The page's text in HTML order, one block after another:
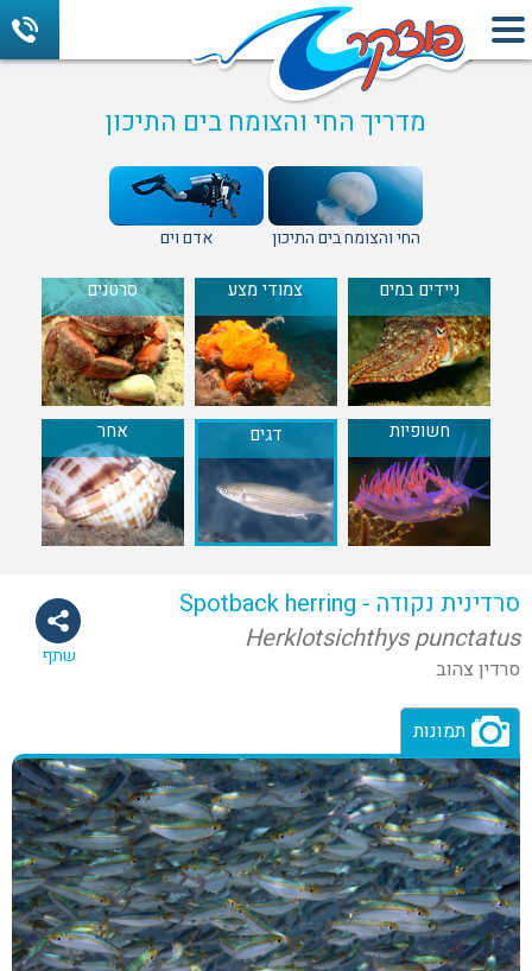
מדריך החי והצומח בים התיכון
החי והצומח בים התיכון אדם וים
ניידים במים צמודי מצע סרטנים
חשופיות דגים אחר
שתף
סרדינית נקודה - Spotback herring
Herklotsichthys punctatus
סרדין צהוב
תמונות